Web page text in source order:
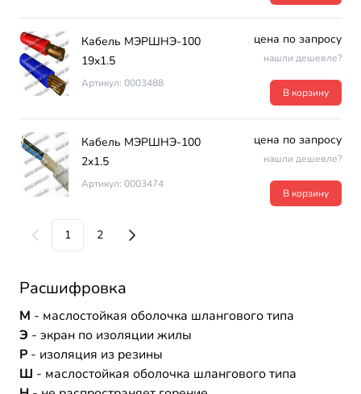
Кабель МЭРШНЭ-100
19х1.5
Артикул: 0003488
цена по запросу
нашли дешевле?
В корзину
Кабель МЭРШНЭ-100
2х1.5
Артикул: 0003474
цена по запросу
нашли дешевле?
В корзину
1 2
Расшифровка
М - маслостойкая оболочка шлангового типа
Э - экран по изоляции жилы
Р - изоляция из резины
Ш - маслостойкая оболочка шлангового типа